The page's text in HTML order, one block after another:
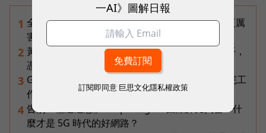
1 全台最大全聯首日業績破百萬，蔡篤昌：還會有更厲
害的大型店！為何把餐廳健身房都搬上樓？
2 黃仁勳兆元宴永遠站最後一排！最低調的二代鄭平，
憑什麼讓台達電被市場重新定價？
3 Gemini Spark完整教學｜幫你讀Gmail、自動跑完工
作流程，3個超實用情境一次看
4 告別「極速迷思」！Opensignal 國際評比揭密：什
麼才是 5G 時代的好網路？
一AI》圖解日報
訂閱即同意 巨思文化隱私權政策